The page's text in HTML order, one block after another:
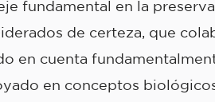
fundamental en la
de certeza, que
en cuenta
en conceptos